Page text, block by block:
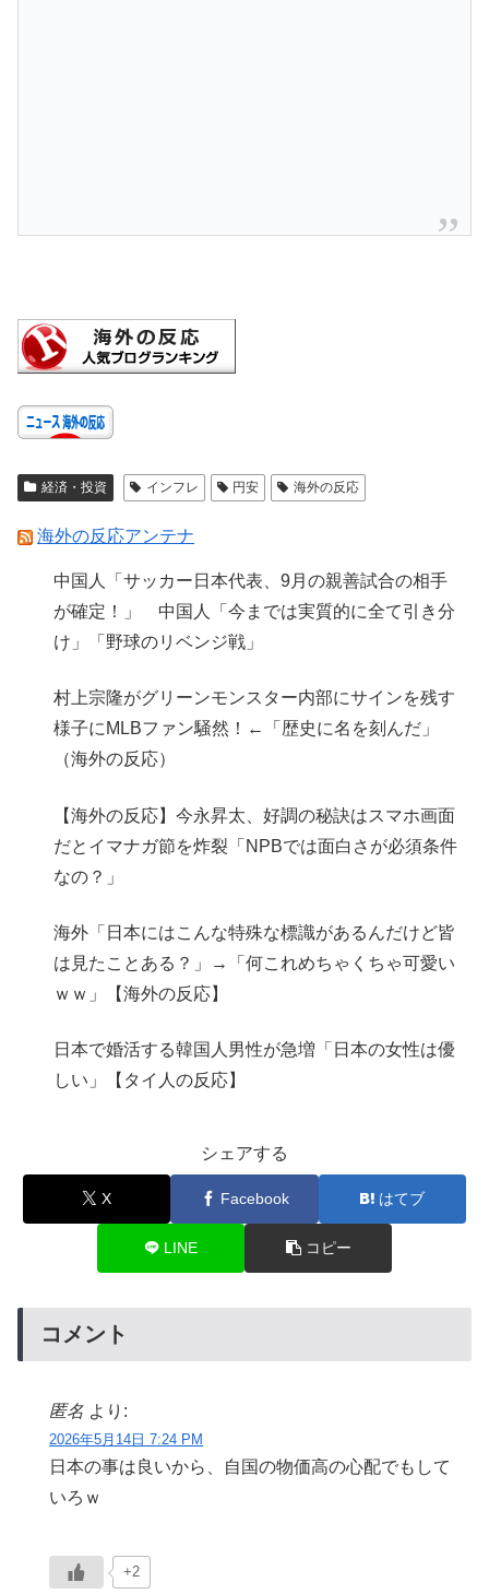
経済・投資 インフレ 円安 海外の反応
海外の反応アンテナ
中国人「サッカー日本代表、9月の親善試合の相手
が確定！」 中国人「今までは実質的に全て引き分
け」「野球のリベンジ戦」
村上宗隆がグリーンモンスター内部にサインを残す
様子にMLBファン騒然！←「歴史に名を刻んだ」
（海外の反応）
【海外の反応】今永昇太、好調の秘訣はスマホ画面
だとイマナガ節を炸裂「NPBでは面白さが必須条件
なの？」
海外「日本にはこんな特殊な標識があるんだけど皆
は見たことある？」→「何これめちゃくちゃ可愛い
ｗｗ」【海外の反応】
日本で婚活する韓国人男性が急増「日本の女性は優
しい」【タイ人の反応】
シェアする
X Facebook はてブ
LINE コピー
コメント
匿名 より:
2026年5月14日 7:24 PM
日本の事は良いから、自国の物価高の心配でもして
いろｗ
+2